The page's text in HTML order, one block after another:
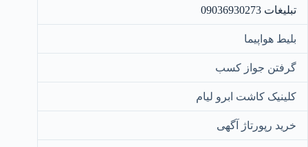
تبلیغات 09036930273
بلیط هواپیما
گرفتن جواز کسب
کلینیک کاشت ابرو لیام
خرید رپورتاژ آگهی